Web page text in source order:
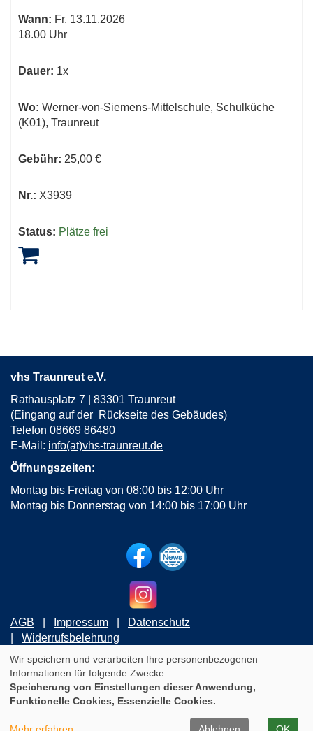
Wann: Fr. 13.11.2026
18.00 Uhr
Dauer: 1x
Wo: Werner-von-Siemens-Mittelschule, Schulküche
(K01), Traunreut
Gebühr: 25,00 €
Nr.: X3939
Status: Plätze frei
vhs Traunreut e.V.
Rathausplatz 7 | 83301 Traunreut
(Eingang auf der Rückseite des Gebäudes)
Telefon 08669 86480
E-Mail: info(at)vhs-traunreut.de
Öffnungszeiten:
Montag bis Freitag von 08:00 bis 12:00 Uhr
Montag bis Donnerstag von 14:00 bis 17:00 Uhr
AGB Impressum
Datenschutz
Widerrufsbelehrung
Cookie Einstellungen
WIDERRUFSFORMULAR
Kontrast
Wir speichern und verarbeiten Ihre personenbezogenen
Informationen für folgende Zwecke:
Speicherung von Einstellungen dieser Anwendung,
Funktionelle Cookies, Essenzielle Cookies.